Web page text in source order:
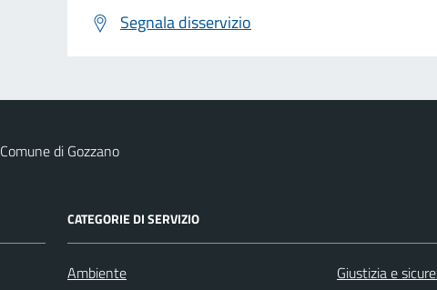
Segnala disservizio
Comune di Gozzano
CATEGORIE DI SERVIZIO
Ambiente
Giustizia e